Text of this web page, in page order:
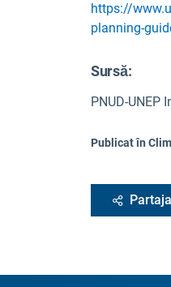
https://
planning-
Sursă:
PNUD-UNEP
Publicat în